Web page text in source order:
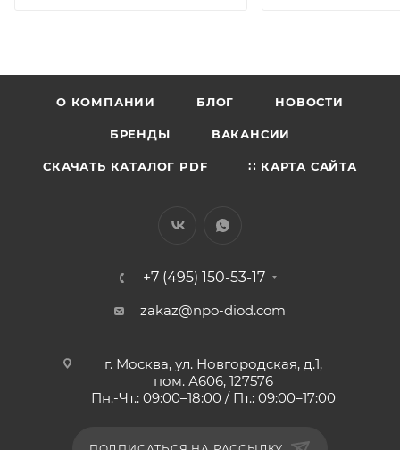
О КОМПАНИИ БЛОГ НОВОСТИ
БРЕНДЫ ВАКАНСИИ
СКАЧАТЬ КАТАЛОГ PDF ∷ КАРТА САЙТА
+7 (495) 150-53-17
zakaz@npo-diod.com
г. Москва, ул. Новгородская, д.1,
пом. А606, 127576
Пн.-Чт.: 09:00–18:00 / Пт.: 09:00–17:00